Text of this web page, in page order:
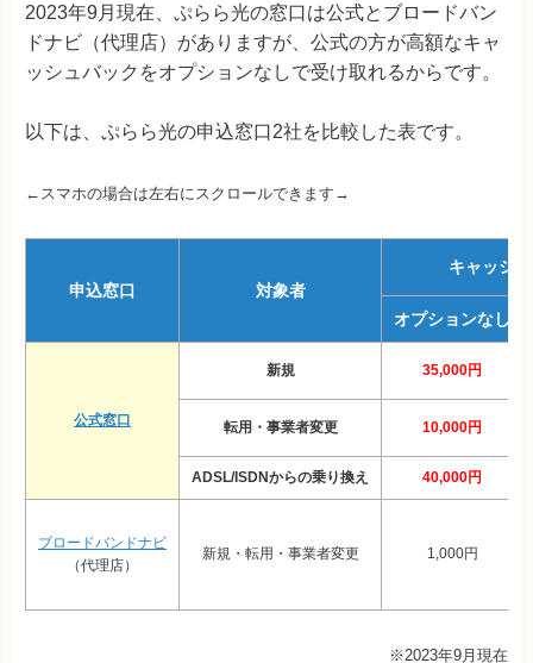
2023年9月現在、ぷらら光の窓口は公式とブロードバン
ドナビ（代理店）がありますが、公式の方が高額なキャ
ッシュバックをオプションなしで受け取れるからです。
以下は、ぷらら光の申込窓口2社を比較した表です。
←スマホの場合は左右にスクロールできます→
申込窓口 対象者
キャッシ
オプションなし
公式窓口
新規 35,000円
転用・事業者変更 10,000円
ADSL/ISDNからの乗り換え 40,000円
ブロードバンドナビ
（代理店）
新規・転用・事業者変更 1,000円
※2023年9月現在